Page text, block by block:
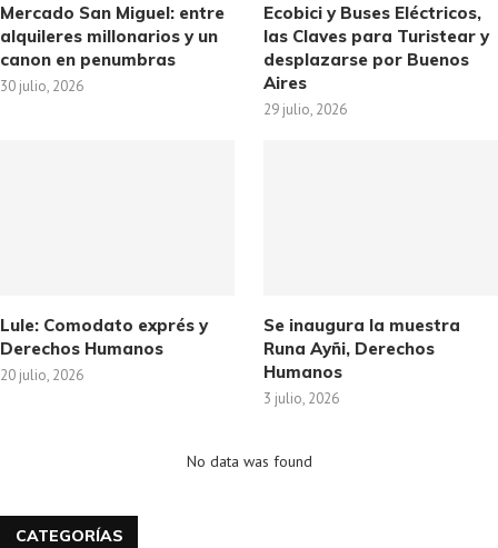
Mercado San Miguel: entre
alquileres millonarios y un
canon en penumbras
30 julio, 2026
Ecobici y Buses Eléctricos,
las Claves para Turistear y
desplazarse por Buenos
Aires
29 julio, 2026
Lule: Comodato exprés y
Derechos Humanos
20 julio, 2026
Se inaugura la muestra
Runa Ayñi, Derechos
Humanos
3 julio, 2026
No data was found
CATEGORÍAS